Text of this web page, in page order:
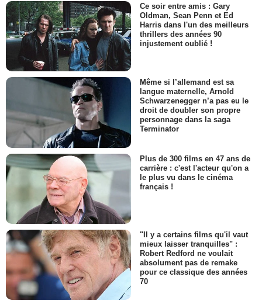
Ce soir entre amis : Gary
Oldman, Sean Penn et Ed
Harris dans l'un des meilleurs
thrillers des années 90
injustement oublié !
Même si l’allemand est sa
langue maternelle, Arnold
Schwarzenegger n’a pas eu le
droit de doubler son propre
personnage dans la saga
Terminator
Plus de 300 films en 47 ans de
carrière : c'est l'acteur qu'on a
le plus vu dans le cinéma
français !
"Il y a certains films qu'il vaut
mieux laisser tranquilles" :
Robert Redford ne voulait
absolument pas de remake
pour ce classique des années
70